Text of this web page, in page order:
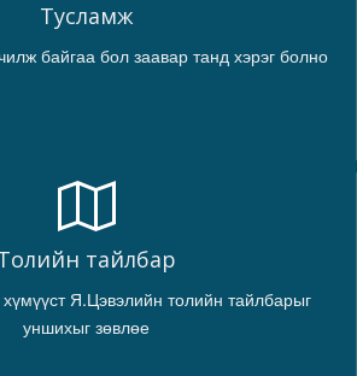
Тусламж
байгаа бол заавар танд хэрэг болно
тайлбар
Я.Цэвэлийн толийн тайлбарыг
уншихыг зөвлөе